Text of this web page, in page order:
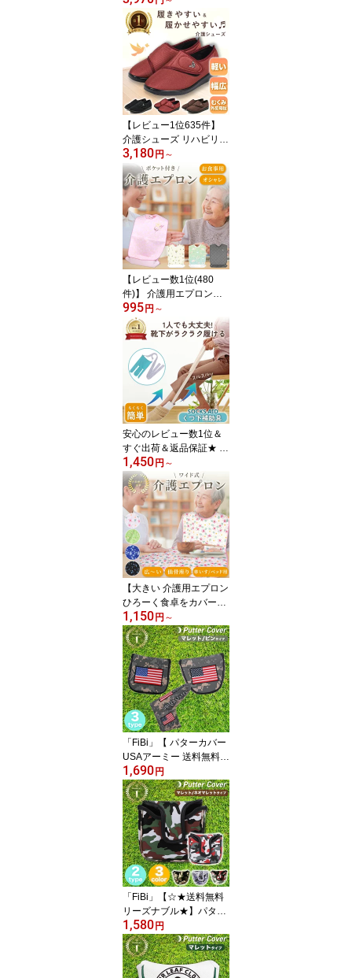
レディース メンズ オム
ニ クレー カーペット オ
ムニクレー 硬式 軟式 屋
外 部活 人気 オールシー
ズン 送料無料 （他のス
ポーツでも バドミントン
シューズ バレーボールシ
ューズ ソフトテニスシュ
ーズ
【レビュー1位635件】
介護シューズ リハビリシ
ューズ ＜送料無料 交換
対応OK＞ シニア ケア シ
ューズ コンフォートシュ
ーズ むくみ 4E 軽量 外反
母趾 ゆったり 履きやす
い 甲高 面ファスナー お
しゃれ 転倒 防止 予防 防
滑 ルームシューズ レデ
ィース 病院 室内 室外 母
の日
3,180円 ～
【レビュー数1位(480
件)】 介護用エプロン
『華やぐ』 シニア 老人
大人 向け 食事用 介助エ
プロン 食事受け ビブ リ
ハビリ 嚥下 ポケット付
き 防水 撥水 乾燥機 介護
エプロン ケープ 前掛け
自助食器 おしゃれ 高齢
者 小中高生 介護用品 プ
レゼント 送料無料 母の
日
995円 ～
安心のレビュー数1位＆
すぐ出荷＆返品保証★ ソ
ックスエイド くつ下補助
具 「すっとソックス」
（介護福祉士ご推薦）★
使い方説明書付き★ ソッ
クススライダー 靴下エイ
ド 介護 妊婦 高齢者 シニ
ア 補助具 腰椎圧迫骨折
かがんで靴下を履けない
人用サポート Sock Aid
送料無料
1,450円 ～
【大きい 介護用エプロン
ひろーく食卓をカバー】
(作業療法士の先生監修)
車いす ベッド 仙骨座り
でもOK 老人 大人 食事用
介助 食事受け ビブ リハ
ビリ 嚥下 防水 撥水 安心
介護 健康 エプロン ケー
プ 前掛け 高齢者 小中高
生 病院 S M L フリー ワ
イド 送料無料
1,150円 ～
「FiBi」【 パターカバー
USAアーミー 送料無料
】 マレットタイプ ( マグ
ネット ) ピンタイプ メン
ズ レディース ユニセッ
クス かわいい おしゃれ
小 パター カバー パター
用 ホルダー ( オデッセイ
) ヘッドカバー ゴルフ
【送料無料】
1,690円
「FiBi」【☆★送料無料
リーズナブル★】パター
カバー アーミー マレッ
トタイプ (マグネット式)
ネオマレット メンズ レ
ディース かわいい おし
1,580円